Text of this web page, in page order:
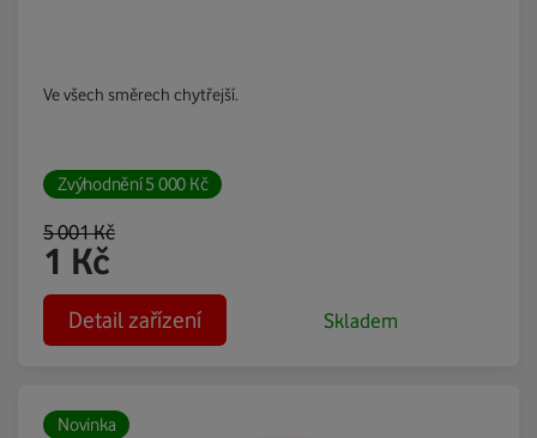
Ve všech směrech chytřejší.
Zvýhodnění5 000 Kč
5 001Kč
1 Kč
Detail zařízení Skladem
Novinka